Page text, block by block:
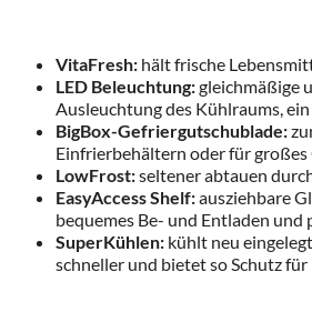
VitaFresh: hält frische
LED Beleuchtung:gleichmäßige
Ausleuchtung des Kühlraums,
BigBox-Gefriergutschublade:
Einfrierbehältern oder für großes
LowFrost:seltener abtauen
EasyAccess Shelf:ausziehbare
bequemes Be- und Entladen und
SuperKühlen: kühlt neu
schneller und bietet so Schutz